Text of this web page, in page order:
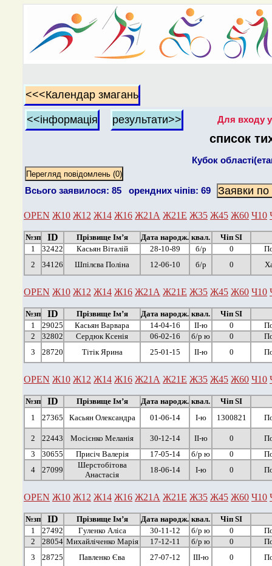
Для входу у
список
Кубок
Всього заявилося: 85 орендних чіпів: 69
OPEN Ж10 Ж12 Ж14 Ж16 Ж21А Ж21Е Ж35 Ж45 Ж60 Ч10
№зп ID Прізвище Ім’я Дата народж. квал.
Чіп SI
1
32422 Касьян Віталій 28-10-89 б/р 0
2
34126 Шпілєва Поліна 12-06-10 б/р 0
OPEN Ж10 Ж12 Ж14 Ж16 Ж21А Ж21Е Ж35 Ж45 Ж60 Ч10
№зп ID Прізвище Ім’я Дата народж. квал.
Чіп SI
1
29025 Касьян Варвара 14-04-16 ІІ-ю 0
2
32802 Сердюк Ксенія 06-02-16 б/р ю 0
3
28720 Тітік Ярина 25-01-15 ІІ-ю 0
OPEN Ж10 Ж12 Ж14 Ж16 Ж21А Ж21Е Ж35 Ж45 Ж60 Ч10
№зп ID Прізвище Ім’я Дата народж. квал.
Чіп SI
1
27365 Касьян Олександра 01-06-14 І-ю 1300821
2 22443 Мосієнко Меланія 30-12-14 ІІ-ю 0
3
30655 Присіч Валерія 17-05-14 б/р ю 0
4
27099
Шерстобітова
Анастасія
18-06-14 І-ю 0
OPEN Ж10 Ж12 Ж14 Ж16 Ж21А Ж21Е Ж35 Ж45 Ж60 Ч10
№зп ID Прізвище Ім’я Дата народж. квал.
Чіп SI
1
27492 Гуленко Аліса 30-11-12 б/р ю 0
2
28054 Михайліченко Марія 17-12-11 б/р ю 0
3
28725 Павленко Єва 27-07-12 ІІІ-ю 0